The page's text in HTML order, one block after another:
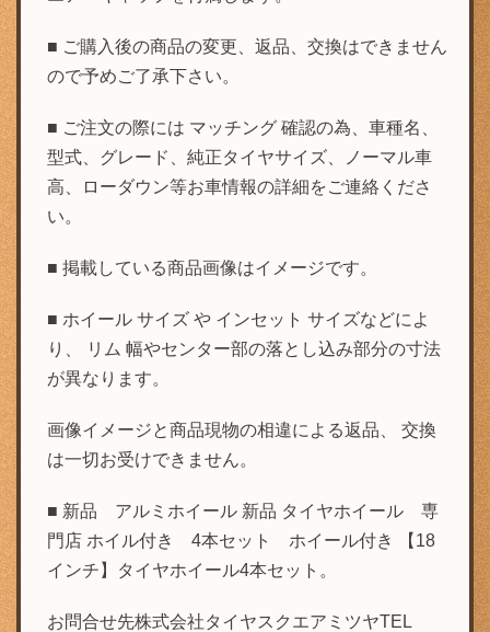
■ ご購入後の商品の変更、返品、交換はできません
ので予めご了承下さい。
■ ご注文の際には マッチング 確認の為、車種名、
型式、グレード、純正タイヤサイズ、ノーマル車
高、ローダウン等お車情報の詳細をご連絡くださ
い。
■ 掲載している商品画像はイメージです。
■ ホイール サイズ や インセット サイズなどによ
り、 リム 幅やセンター部の落とし込み部分の寸法
が異なります。
画像イメージと商品現物の相違による返品、 交換
は一切お受けできません。
■ 新品 アルミホイール 新品 タイヤホイール 専
門店 ホイル付き 4本セット ホイール付き 【18
インチ】タイヤホイール4本セット。
お問合せ先株式会社タイヤスクエアミツヤTEL